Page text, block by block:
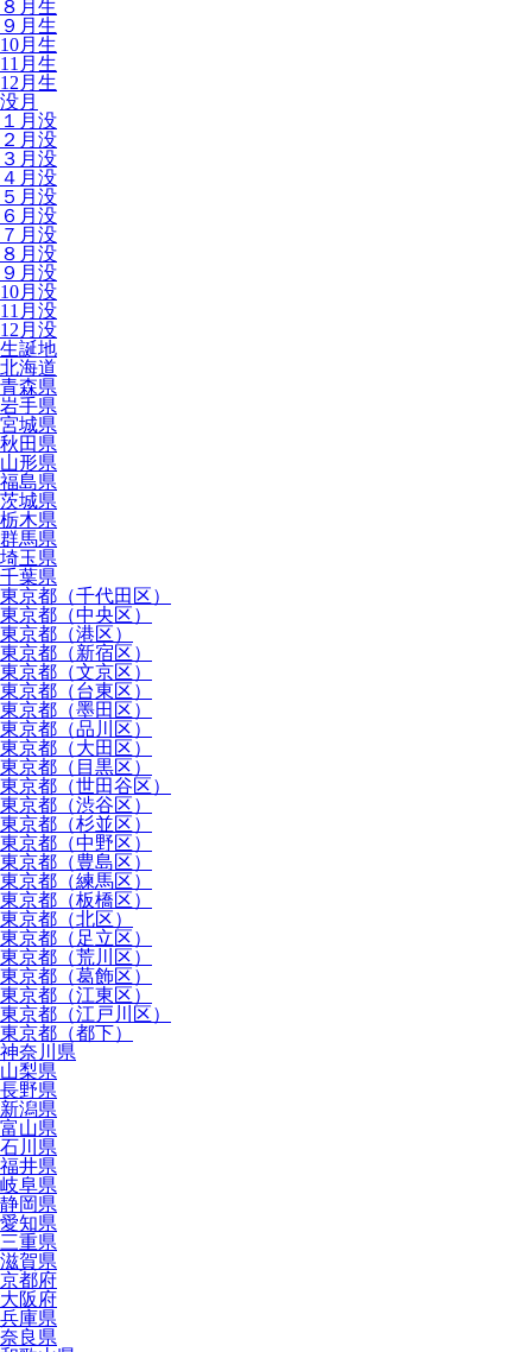
８月生
９月生
10月生
11月生
12月生
没月
１月没
２月没
３月没
４月没
５月没
６月没
７月没
８月没
９月没
10月没
11月没
12月没
生誕地
北海道
青森県
岩手県
宮城県
秋田県
山形県
福島県
茨城県
栃木県
群馬県
埼玉県
千葉県
東京都（千代田区）
東京都（中央区）
東京都（港区）
東京都（新宿区）
東京都（文京区）
東京都（台東区）
東京都（墨田区）
東京都（品川区）
東京都（大田区）
東京都（目黒区）
東京都（世田谷区）
東京都（渋谷区）
東京都（杉並区）
東京都（中野区）
東京都（豊島区）
東京都（練馬区）
東京都（板橋区）
東京都（北区）
東京都（足立区）
東京都（荒川区）
東京都（葛飾区）
東京都（江東区）
東京都（江戸川区）
東京都（都下）
神奈川県
山梨県
長野県
新潟県
富山県
石川県
福井県
岐阜県
静岡県
愛知県
三重県
滋賀県
京都府
大阪府
兵庫県
奈良県